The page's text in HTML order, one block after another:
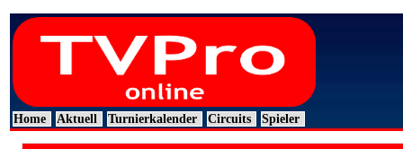
Home Aktuell Turnierkalender Circuits Spieler